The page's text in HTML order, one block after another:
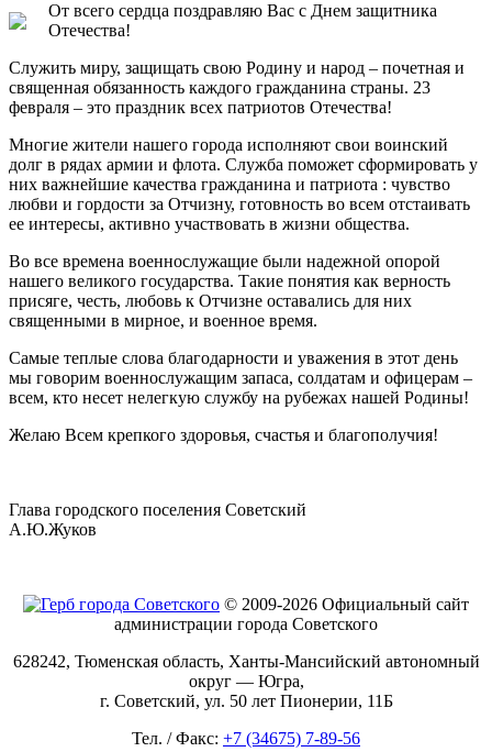
От всего сердца поздравляю Вас с Днем защитника
Отечества!
Служить миру, защищать свою Родину и народ – почетная и
священная обязанность каждого гражданина страны. 23
февраля – это праздник всех патриотов Отечества!
Многие жители нашего города исполняют свои воинский
долг в рядах армии и флота. Служба поможет сформировать у
них важнейшие качества гражданина и патриота : чувство
любви и гордости за Отчизну, готовность во всем отстаивать
ее интересы, активно участвовать в жизни общества.
Во все времена военнослужащие были надежной опорой
нашего великого государства. Такие понятия как верность
присяге, честь, любовь к Отчизне оставались для них
священными в мирное, и военное время.
Самые теплые слова благодарности и уважения в этот день
мы говорим военнослужащим запаса, солдатам и офицерам –
всем, кто несет нелегкую службу на рубежах нашей Родины!
Желаю Всем крепкого здоровья, счастья и благополучия!
Глава городского поселения Советский
А.Ю.Жуков
© 2009-2026 Официальный сайт
администрации города Советского
628242, Тюменская область, Ханты-Мансийский автономный
округ — Югра,
г. Советский, ул. 50 лет Пионерии, 11Б
Тел. / Факс: +7 (34675) 7-89-56